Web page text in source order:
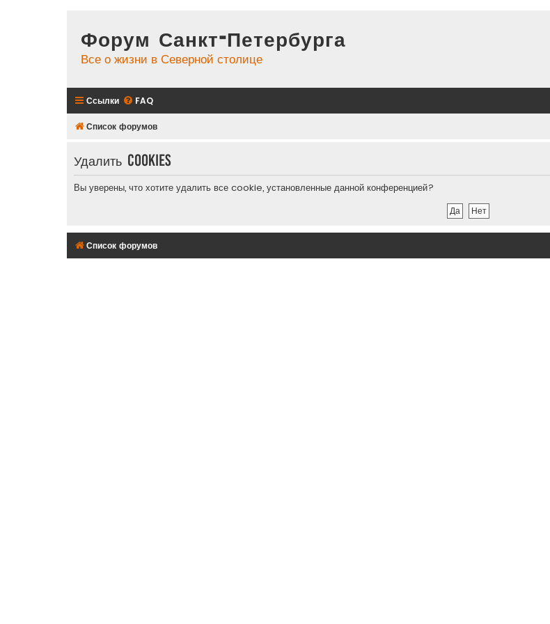
Форум Санкт-Петербурга
Все о жизни в Северной столице
Ссылки FAQ
Список форумов
Удалить cookies
Вы уверены, что хотите удалить все cookie, установленные данной конференцией?
Список форумов